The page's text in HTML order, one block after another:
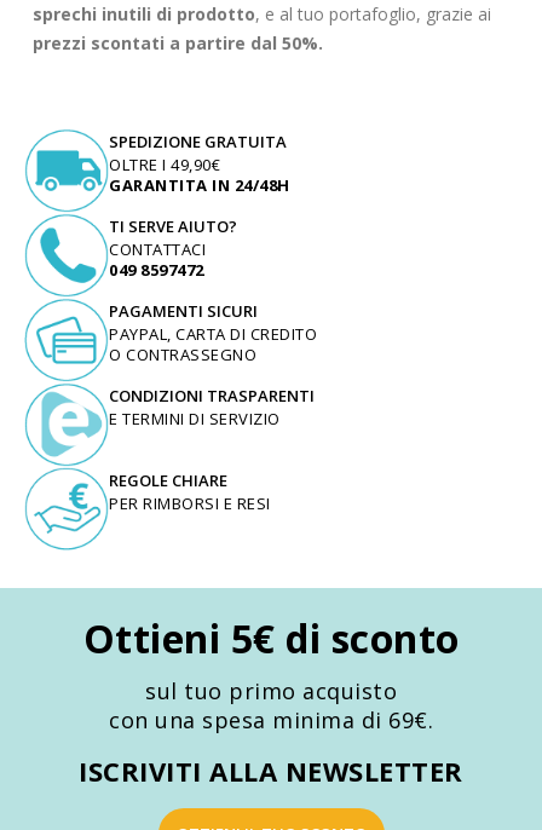
sprechi inutili di prodotto, e al tuo portafoglio, grazie ai
prezzi scontati a partire dal 50%.
SPEDIZIONE GRATUITA
OLTRE I 49,90€
GARANTITA IN 24/48H
TI SERVE AIUTO?
CONTATTACI
049 8597472
PAGAMENTI SICURI
PAYPAL, CARTA DI CREDITO
O CONTRASSEGNO
CONDIZIONI TRASPARENTI
E TERMINI DI SERVIZIO
REGOLE CHIARE
PER RIMBORSI E RESI
Ottieni 5€ di sconto
sul tuo primo acquisto
con una spesa minima di 69€.
ISCRIVITI ALLA NEWSLETTER